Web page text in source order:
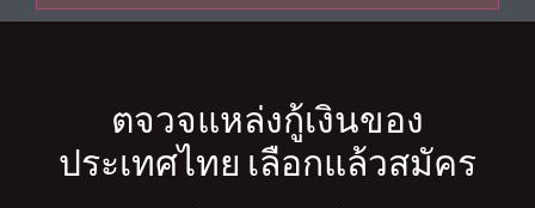
ตจวจแหล่งกู้เงินของ
ประเทศไทย เลือกแล้วสมัคร